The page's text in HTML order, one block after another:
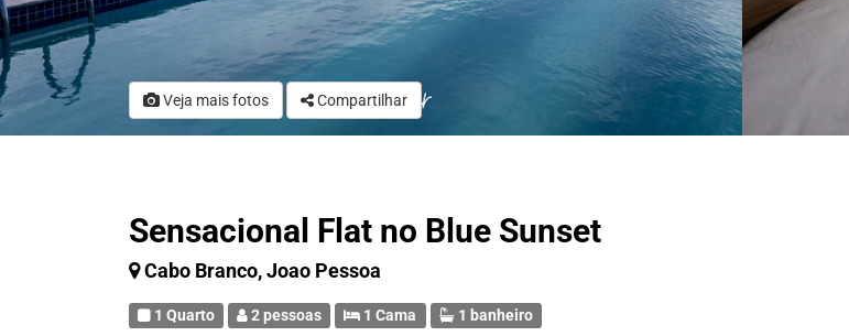
Veja mais fotos Compartilhar
Sensacional Flat no Blue Sunset
Cabo Branco, Joao Pessoa
1 Quarto 2 pessoas 1 Cama
1 banheiro